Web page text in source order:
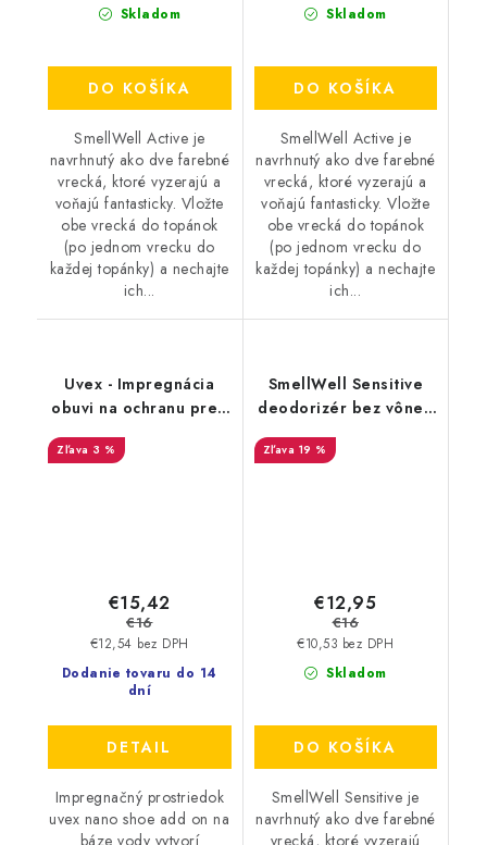
Skladom
DO KOŠÍKA
SmellWell Active je
navrhnutý ako dve farebné
vrecká, ktoré vyzerajú a
voňajú fantasticky. Vložte
obe vrecká do topánok
(po jednom vrecku do
každej topánky) a nechajte
ich...
Skladom
DO KOŠÍKA
SmellWell Active je
navrhnutý ako dve farebné
vrecká, ktoré vyzerajú a
voňajú fantasticky. Vložte
obe vrecká do topánok
(po jednom vrecku do
každej topánky) a nechajte
ich...
Uvex - Impregnácia
obuvi na ochranu pred
premočením a
škvrnami 100 ml
3 %
Dodanie tovaru do 14
dní
€12,54 bez DPH
€15,42
€16
DETAIL
Impregnačný prostriedok
uvex nano shoe add on na
SmellWell Sensitive
deodorizér bez vône -
Green
19 %
Skladom
€10,53 bez DPH
€12,95
€16
DO KOŠÍKA
SmellWell Sensitive je
navrhnutý ako dve farebné